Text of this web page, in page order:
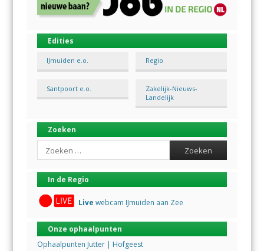
Edities
IJmuiden e.o. Regio
Santpoort e.o.
Zakelijk-Nieuws-
Landelijk
Zoeken
Search
In de Regio
Live webcam IJmuiden aan Zee
Onze ophaalpunten
Ophaalpunten Jutter | Hofgeest